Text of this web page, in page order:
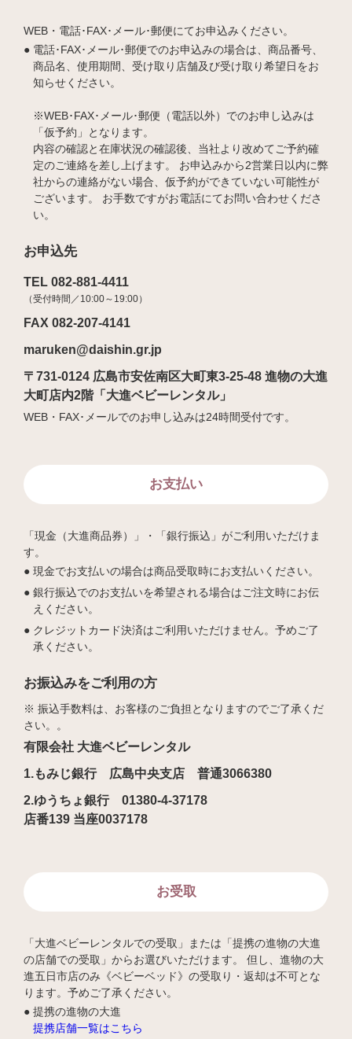
WEB・電話･FAX･メール･郵便にてお申込みください。
電話･FAX･メール･郵便でのお申込みの場合は、商品番号、
商品名、使用期間、受け取り店舗及び受け取り希望日をお
知らせください。
※WEB･FAX･メール･郵便（電話以外）でのお申し込みは
「仮予約」となります。
内容の確認と在庫状況の確認後、当社より改めてご予約確
定のご連絡を差し上げます。 お申込みから2営業日以内に弊
社からの連絡がない場合、仮予約ができていない可能性が
ございます。 お手数ですがお電話にてお問い合わせくださ
い。
お申込先
TEL 082-881-4411
（受付時間／10:00～19:00）
FAX 082-207-4141
maruken@daishin.gr.jp
〒731-0124 広島市安佐南区大町東3-25-48 進物の大進
大町店内2階「大進ベビーレンタル」
WEB・FAX･メールでのお申し込みは24時間受付です。
お支払い
「現金（大進商品券）」・「銀行振込」がご利用いただけま
す。
現金でお支払いの場合は商品受取時にお支払いください。
銀行振込でのお支払いを希望される場合はご注文時にお伝
えください。
クレジットカード決済はご利用いただけません。予めご了
承ください。
お振込みをご利用の方
※ 振込手数料は、お客様のご負担となりますのでご了承くだ
さい。。
有限会社 大進ベビーレンタル
1.もみじ銀行 広島中央支店 普通3066380
2.ゆうちょ銀行 01380-4-37178
店番139 当座0037178
お受取
「大進ベビーレンタルでの受取」または「提携の進物の大進
の店舗での受取」からお選びいただけます。 但し、進物の大
進五日市店のみ《ベビーベッド》の受取り・返却は不可とな
ります。予めご了承ください。
提携の進物の大進
提携店舗一覧はこちら